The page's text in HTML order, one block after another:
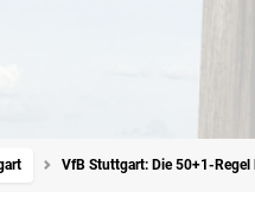
VfB Stuttgart: Die 50+1-